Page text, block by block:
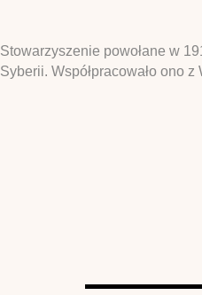
Stowarzyszenie powołane w
Syberii. Współpracowało ono